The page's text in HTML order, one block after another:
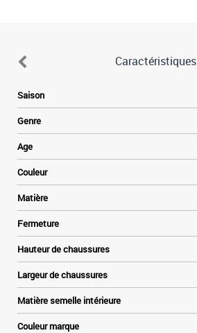
Caractéristiques
Saison
Genre
Age
Couleur
Matière
Fermeture
Hauteur de chaussures
Largeur de chaussures
Matière semelle intérieure
Couleur marque